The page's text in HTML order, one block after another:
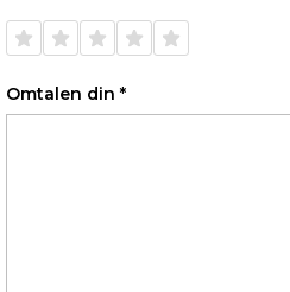
1 av 5
stjerner
2 av 5
stjerner
3 av 5
stjerner
4 av 5
stjerner
5 av 5
stjerner
Omtalen din *